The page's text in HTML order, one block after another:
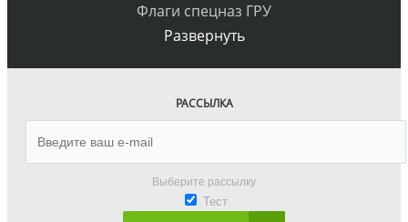
Флаги спецназ ГРУ
Развернуть
РАССЫЛКА
Выберите рассылку
Тест